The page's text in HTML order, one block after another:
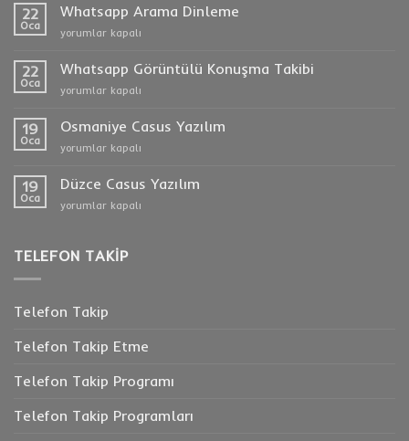
22
Oca
Whatsapp Arama Dinleme
Whatsapp
Dinleme
yorumlar kapalı
22
Oca
Whatsapp Görüntülü Konuşma Takibi
Whatsapp
Konuşma
için
yorumlar kapalı
19
Oca
Osmaniye Casus Yazılım
Osmaniye
Yazılım
yorumlar kapalı
19
Oca
Düzce Casus Yazılım
Düzce
için
yorumlar kapalı
TELEFON TAKIP
Telefon Takip
Telefon Takip Etme
Telefon Takip Programı
Telefon Takip Programları